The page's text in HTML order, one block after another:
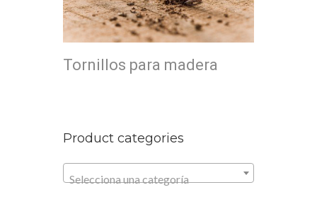
Tornillos para madera
Product categories
Selecciona una categoría